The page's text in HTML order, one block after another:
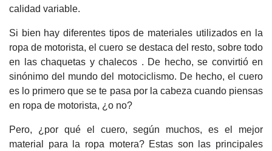
calidad variable.
Si bien hay diferentes tipos de materiales utilizados en la
ropa de motorista, el cuero se destaca del resto, sobre todo
en las chaquetas y chalecos . De hecho, se convirtió en
sinónimo del mundo del motociclismo. De hecho, el cuero
es lo primero que se te pasa por la cabeza cuando piensas
en ropa de motorista, ¿o no?
Pero, ¿por qué el cuero, según muchos, es el mejor
material para la ropa motera? Estas son las principales